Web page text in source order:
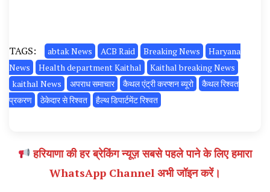
TAGS: abtak News ACB Raid Breaking News
Haryana
News
Health department Kaithal
Kaithal breaking News
kaithal News
अपराध समाचार कैथल एंट्री करप्शन ब्यूरो
कैथल रिश्वत
प्रकरण
ठेकेदार से रिश्वत हैल्थ डिपार्टमेंट रिश्वत
हरियाणा की हर ब्रेकिंग न्यूज़ सबसे पहले पाने के लिए हमारा
WhatsApp Channel अभी जॉइन करें।